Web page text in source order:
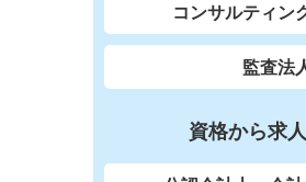
コンサルティン
監査法
資格から求